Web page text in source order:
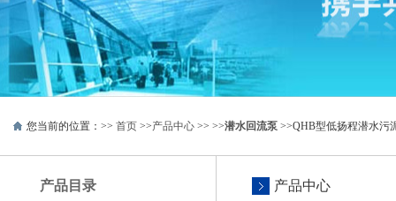
您当前的位置：>> 首页 >>产品中心 >> >>潜水回流泵 >>QHB型低扬程潜水污
产品目录 产品中心